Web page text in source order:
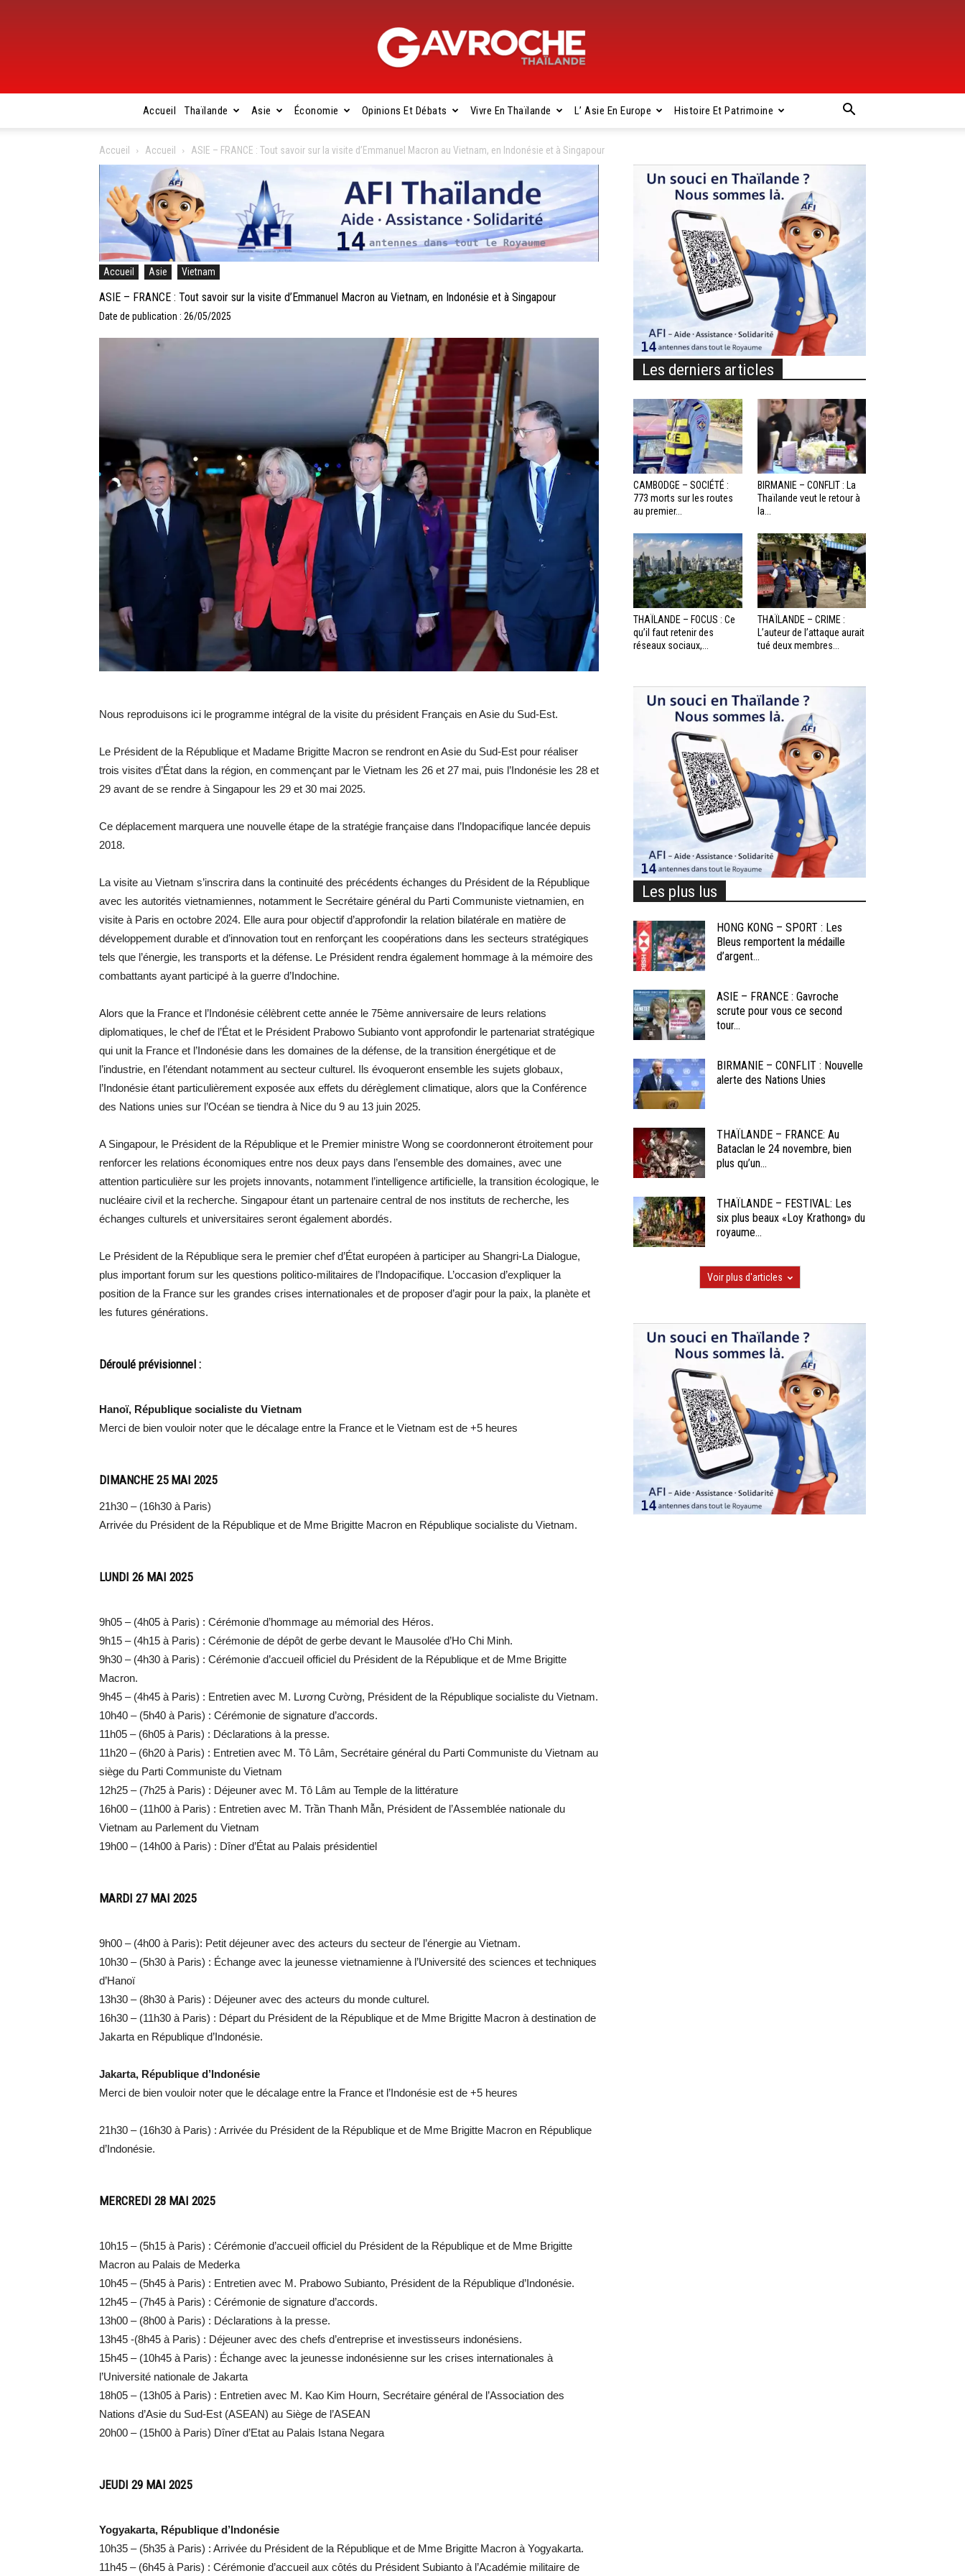
Gavroche
Thaïlande
Accueil Thaïlande Asie Économie Opinions Et Débats Vivre En Thaïlande L’ Asie En Europe Histoire Et Patrimoine
Accueil Accueil ASIE – FRANCE : Tout savoir sur la visite d’Emmanuel Macron au Vietnam, en Indonésie et à Singapour
Accueil Asie Vietnam
ASIE – FRANCE : Tout savoir sur la visite d’Emmanuel Macron au Vietnam, en Indonésie et à Singapour
Date de publication : 26/05/2025
Nous reproduisons ici le programme intégral de la visite du président Français en Asie du Sud-Est.
Le Président de la République et Madame Brigitte Macron se rendront en Asie du Sud-Est pour réaliser
trois visites d’État dans la région, en commençant par le Vietnam les 26 et 27 mai, puis l’Indonésie les 28 et
29 avant de se rendre à Singapour les 29 et 30 mai 2025.
Ce déplacement marquera une nouvelle étape de la stratégie française dans l’Indopacifique lancée depuis
2018.
La visite au Vietnam s’inscrira dans la continuité des précédents échanges du Président de la République
avec les autorités vietnamiennes, notamment le Secrétaire général du Parti Communiste vietnamien, en
visite à Paris en octobre 2024. Elle aura pour objectif d’approfondir la relation bilatérale en matière de
développement durable et d’innovation tout en renforçant les coopérations dans les secteurs stratégiques
tels que l’énergie, les transports et la défense. Le Président rendra également hommage à la mémoire des
combattants ayant participé à la guerre d’Indochine.
Alors que la France et l’Indonésie célèbrent cette année le 75ème anniversaire de leurs relations
diplomatiques, le chef de l’État et le Président Prabowo Subianto vont approfondir le partenariat stratégique
qui unit la France et l’Indonésie dans les domaines de la défense, de la transition énergétique et de
l’industrie, en l’étendant notamment au secteur culturel. Ils évoqueront ensemble les sujets globaux,
l’Indonésie étant particulièrement exposée aux effets du dérèglement climatique, alors que la Conférence
des Nations unies sur l’Océan se tiendra à Nice du 9 au 13 juin 2025.
A Singapour, le Président de la République et le Premier ministre Wong se coordonneront étroitement pour
renforcer les relations économiques entre nos deux pays dans l’ensemble des domaines, avec une
attention particulière sur les projets innovants, notamment l’intelligence artificielle, la transition écologique, le
nucléaire civil et la recherche. Singapour étant un partenaire central de nos instituts de recherche, les
échanges culturels et universitaires seront également abordés.
Le Président de la République sera le premier chef d’État européen à participer au Shangri-La Dialogue,
plus important forum sur les questions politico-militaires de l’Indopacifique. L’occasion d’expliquer la
position de la France sur les grandes crises internationales et de proposer d’agir pour la paix, la planète et
les futures générations.
Déroulé prévisionnel :
Hanoï, République socialiste du Vietnam
Merci de bien vouloir noter que le décalage entre la France et le Vietnam est de +5 heures
DIMANCHE 25 MAI 2025
21h30 – (16h30 à Paris)
Arrivée du Président de la République et de Mme Brigitte Macron en République socialiste du Vietnam.
LUNDI 26 MAI 2025
9h05 – (4h05 à Paris) : Cérémonie d’hommage au mémorial des Héros.
9h15 – (4h15 à Paris) : Cérémonie de dépôt de gerbe devant le Mausolée d’Ho Chi Minh.
9h30 – (4h30 à Paris) : Cérémonie d’accueil officiel du Président de la République et de Mme Brigitte
Macron.
9h45 – (4h45 à Paris) : Entretien avec M. Lương Cường, Président de la République socialiste du Vietnam.
10h40 – (5h40 à Paris) : Cérémonie de signature d’accords.
11h05 – (6h05 à Paris) : Déclarations à la presse.
11h20 – (6h20 à Paris) : Entretien avec M. Tô Lâm, Secrétaire général du Parti Communiste du Vietnam au
siège du Parti Communiste du Vietnam
12h25 – (7h25 à Paris) : Déjeuner avec M. Tô Lâm au Temple de la littérature
16h00 – (11h00 à Paris) : Entretien avec M. Trần Thanh Mẫn, Président de l’Assemblée nationale du
Vietnam au Parlement du Vietnam
19h00 – (14h00 à Paris) : Dîner d’État au Palais présidentiel
MARDI 27 MAI 2025
9h00 – (4h00 à Paris): Petit déjeuner avec des acteurs du secteur de l’énergie au Vietnam.
10h30 – (5h30 à Paris) : Échange avec la jeunesse vietnamienne à l’Université des sciences et techniques
d’Hanoï
13h30 – (8h30 à Paris) : Déjeuner avec des acteurs du monde culturel.
16h30 – (11h30 à Paris) : Départ du Président de la République et de Mme Brigitte Macron à destination de
Jakarta en République d’Indonésie.
Jakarta, République d’Indonésie
Merci de bien vouloir noter que le décalage entre la France et l’Indonésie est de +5 heures
21h30 – (16h30 à Paris) : Arrivée du Président de la République et de Mme Brigitte Macron en République
d’Indonésie.
MERCREDI 28 MAI 2025
10h15 – (5h15 à Paris) : Cérémonie d’accueil officiel du Président de la République et de Mme Brigitte
Macron au Palais de Mederka
10h45 – (5h45 à Paris) : Entretien avec M. Prabowo Subianto, Président de la République d’Indonésie.
12h45 – (7h45 à Paris) : Cérémonie de signature d’accords.
13h00 – (8h00 à Paris) : Déclarations à la presse.
13h45 -(8h45 à Paris) : Déjeuner avec des chefs d’entreprise et investisseurs indonésiens.
15h45 – (10h45 à Paris) : Échange avec la jeunesse indonésienne sur les crises internationales à
l’Université nationale de Jakarta
18h05 – (13h05 à Paris) : Entretien avec M. Kao Kim Hourn, Secrétaire général de l’Association des
Nations d’Asie du Sud-Est (ASEAN) au Siège de l’ASEAN
20h00 – (15h00 à Paris) Dîner d’Etat au Palais Istana Negara
JEUDI 29 MAI 2025
Yogyakarta, République d’Indonésie
10h35 – (5h35 à Paris) : Arrivée du Président de la République et de Mme Brigitte Macron à Yogyakarta.
11h45 – (6h45 à Paris) : Cérémonie d’accueil aux côtés du Président Subianto à l’Académie militaire de
Les derniers articles
CAMBODGE – SOCIÉTÉ :
773 morts sur les routes
au premier...
BIRMANIE – CONFLIT : La
Thaïlande veut le retour à
la...
THAÏLANDE – FOCUS : Ce
qu’il faut retenir des
réseaux sociaux,...
THAÏLANDE – CRIME :
L’auteur de l’attaque aurait
tué deux membres...
Les plus lus
HONG KONG – SPORT : Les
Bleus remportent la médaille
d’argent...
ASIE – FRANCE : Gavroche
scrute pour vous ce second
tour...
BIRMANIE – CONFLIT : Nouvelle
alerte des Nations Unies
THAÏLANDE – FRANCE: Au
Bataclan le 24 novembre, bien
plus qu’un...
THAÏLANDE – FESTIVAL: Les
six plus beaux «Loy Krathong» du
royaume...
Voir plus d'articles